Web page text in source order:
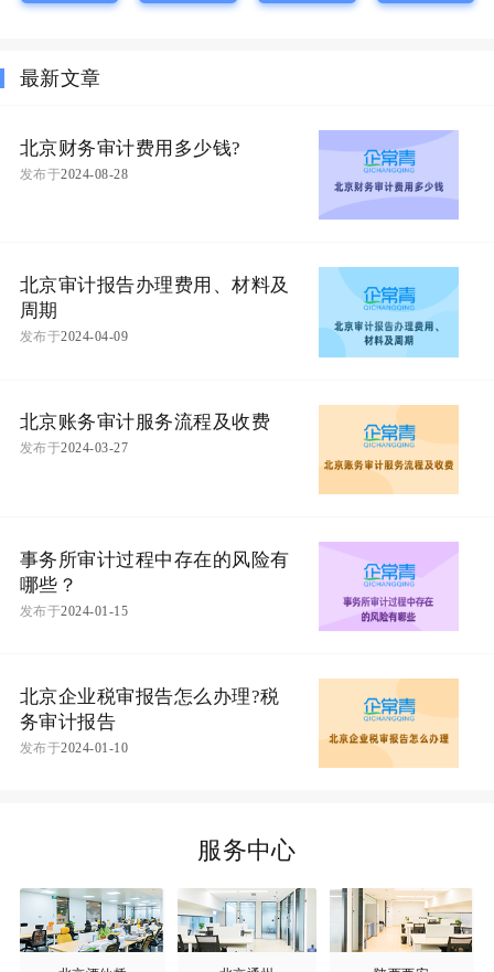
最新文章
北京财务审计费用多少钱?
发布于2024-08-28
北京审计报告办理费用、材料及
周期
发布于2024-04-09
北京账务审计服务流程及收费
发布于2024-03-27
事务所审计过程中存在的风险有
哪些？
发布于2024-01-15
北京企业税审报告怎么办理?税
务审计报告
发布于2024-01-10
服务中心